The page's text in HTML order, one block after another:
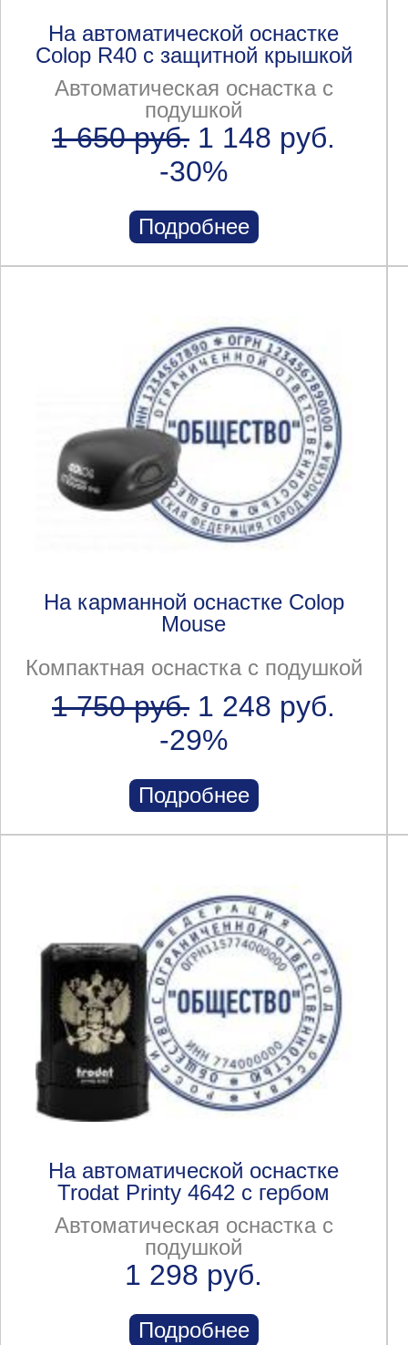
На автоматической оснастке
Colop R40 с защитной крышкой
Автоматическая оснастка с
подушкой
1 650 руб. 1 148 руб.
-30%
Подробнее
На карманной оснастке Colop
Mouse
Компактная оснастка с подушкой
1 750 руб. 1 248 руб.
-29%
Подробнее
На автоматической оснастке
Trodat Printy 4642 с гербом
Автоматическая оснастка с
подушкой
1 298 руб.
Подробнее